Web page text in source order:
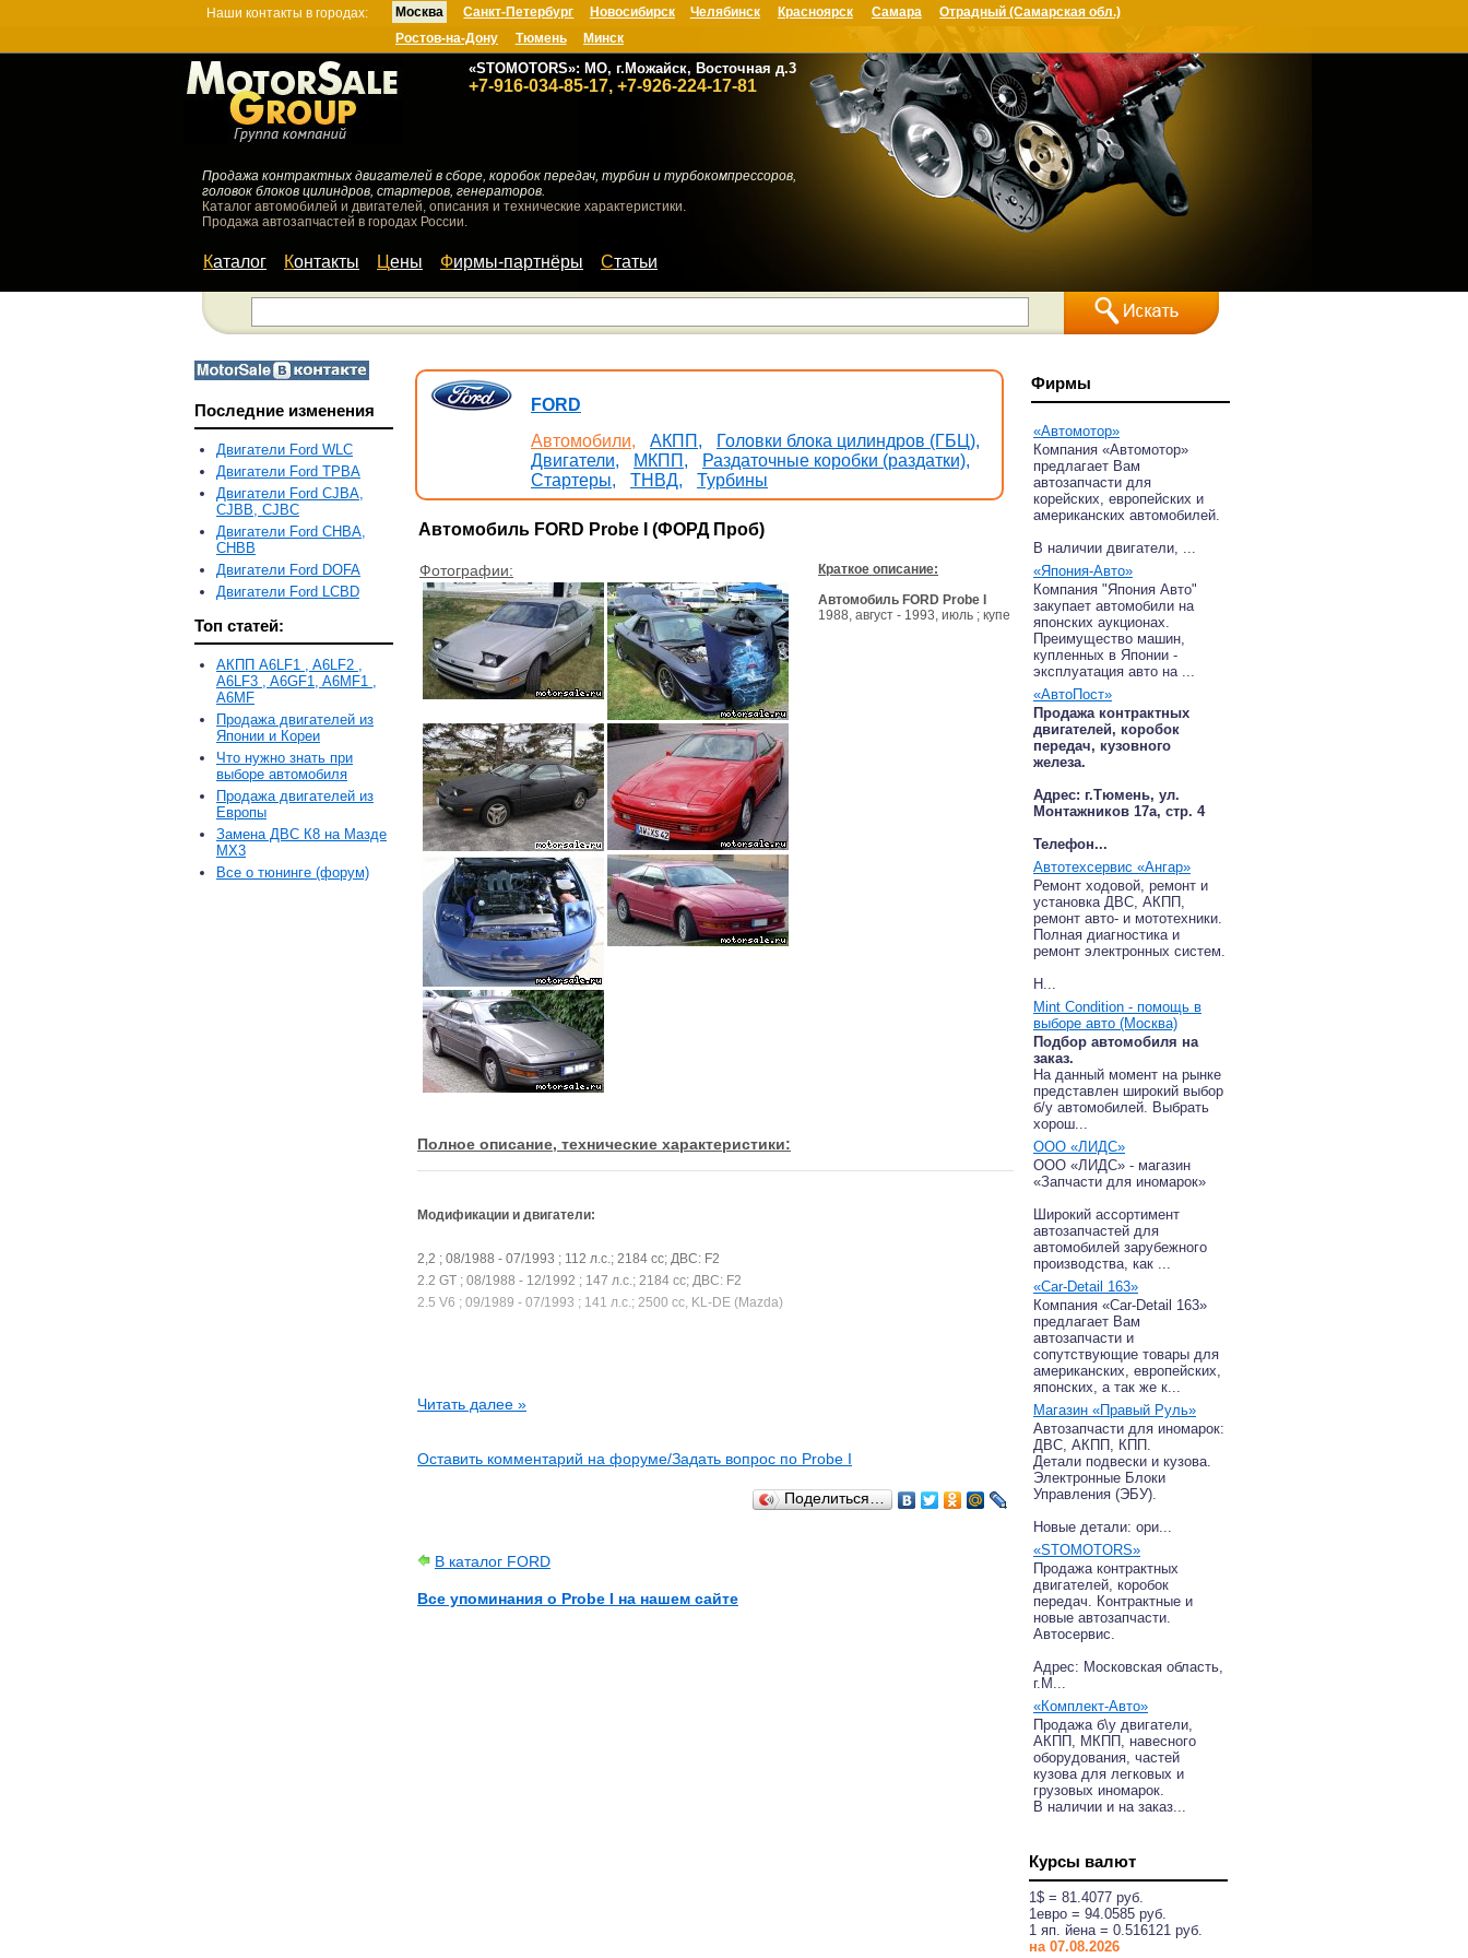
Наши контакты в городах: Москва
«STOMOTORS»: МО, г.Можайск, Восточная д.3
+7-916-034-85-17, +7-926-224-17-81
Санкт-Петербург Новосибирск Челябинск Красноярск Самара
Отрадный (Самарская обл.)
Ростов-на-Дону
Тюмень Минск
Продажа контрактных двигателей в сборе, коробок передач, турбин и турбокомпрессоров,
головок блоков цилиндров, стартеров, генераторов.
Каталог автомобилей и двигателей, описания и технические характеристики.
Продажа автозапчастей в городах России.
Каталог Контакты Цены Фирмы-партнёры Статьи
Последние изменения
Двигатели Ford WLC
Двигатели Ford TPBA
Двигатели Ford CJBA,
CJBB, CJBC
Двигатели Ford CHBA,
CHBB
Двигатели Ford DOFA
Двигатели Ford LCBD
Топ статей:
АКПП A6LF1 , A6LF2 ,
A6LF3 , A6GF1, A6MF1 ,
A6MF
Продажа двигателей из
Японии и Кореи
Что нужно знать при
выборе автомобиля
Продажа двигателей из
Европы
Замена ДВС К8 на Мазде
MX3
Все о тюнинге (форум)
FORD
Автомобили,
АКПП,
Головки блока цилиндров (ГБЦ),
Двигатели,
МКПП,
Раздаточные коробки (раздатки),
Стартеры,
ТНВД, Турбины
Автомобиль FORD Probe I (ФОРД Проб)
Фотографии:
Краткое описание:
Автомобиль FORD Probe I
1988, август - 1993, июль ; купе
Полное описание, технические характеристики:
Модификации и двигатели:
2,2 ; 08/1988 - 07/1993 ; 112 л.с.; 2184 cc; ДВС: F2
2.2 GT ; 08/1988 - 12/1992 ; 147 л.с.; 2184 cc; ДВС: F2
2.5 V6 ; 09/1989 - 07/1993 ; 141 л.с.; 2500 cc, KL-DE (Mazda)
Читать далее »
Оставить комментарий на форуме/Задать вопрос по Probe I
Поделиться…
В каталог FORD
Все упоминания о Probe I на нашем сайте
Фирмы
«Автомотор»
Компания «Автомотор»
предлагает Вам
автозапчасти для
корейских, европейских и
американских автомобилей.
В наличии двигатели, ...
«Япония-Авто»
Компания "Япония Авто"
закупает автомобили на
японских аукционах.
Преимущество машин,
купленных в Японии -
эксплуатация авто на ...
«АвтоПост»
Продажа контрактных
двигателей, коробок
передач, кузовного
железа.
Адрес: г.Тюмень, ул.
Монтажников 17а, стр. 4
Телефон...
Автотехсервис «Ангар»
Ремонт ходовой, ремонт и
установка ДВС, АКПП,
ремонт авто- и мототехники.
Полная диагностика и
ремонт электронных систем.
Н...
Mint Condition - помощь в
выборе авто (Москва)
Подбор автомобиля на
заказ.
На данный момент на рынке
представлен широкий выбор
б/у автомобилей. Выбрать
хорош...
ООО «ЛИДС»
ООО «ЛИДС» - магазин
«Запчасти для иномарок»
Широкий ассортимент
автозапчастей для
автомобилей зарубежного
производства, как ...
«Car-Detail 163»
Компания «Car-Detail 163»
предлагает Вам
автозапчасти и
сопутствующие товары для
американских, европейских,
японских, а так же к...
Магазин «Правый Руль»
Автозапчасти для иномарок:
ДВС, АКПП, КПП.
Детали подвески и кузова.
Электронные Блоки
Управления (ЭБУ).
Новые детали: ори...
«STOMOTORS»
Продажа контрактных
двигателей, коробок
передач. Контрактные и
новые автозапчасти.
Автосервис.
Адрес: Московская область,
г.М...
«Комплект-Авто»
Продажа б\у двигатели,
АКПП, МКПП, навесного
оборудования, частей
кузова для легковых и
грузовых иномарок.
В наличии и на заказ...
Курсы валют
1$ = 81.4077 руб.
1eвро = 94.0585 руб.
1 яп. йена = 0.516121 руб.
на 07.08.2026